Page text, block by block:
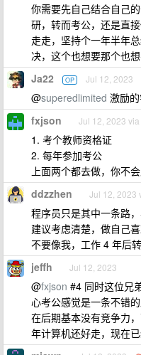
你需要先自己结合自己
研，转而考公，还是直
走走，坚持个一年半年
决，这个也想要那个也
Ja22 OP Jul 12, 2023
@superedlimited 激励
fxjson Jul 12, 2023
1. 考个教师资格证
2. 每年参加考公
上面两个都去做，你不
ddzzhen Jul 12, 2023
程序员只是其中一条路
建议考虑清楚，做自己
不要像我，工作 4 年后
jeffh Jul 12, 2023
@fxjson #4 同时这位兄
心考公感觉是一条不错
在后期基本没有竞争力
年计算机还好走，现在已